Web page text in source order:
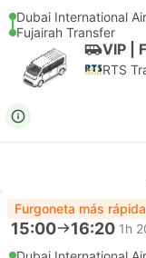
Dubai International
Fujairah Transfer
VIP |
RTS
Furgoneta más rápida
15:00 16:20 1h